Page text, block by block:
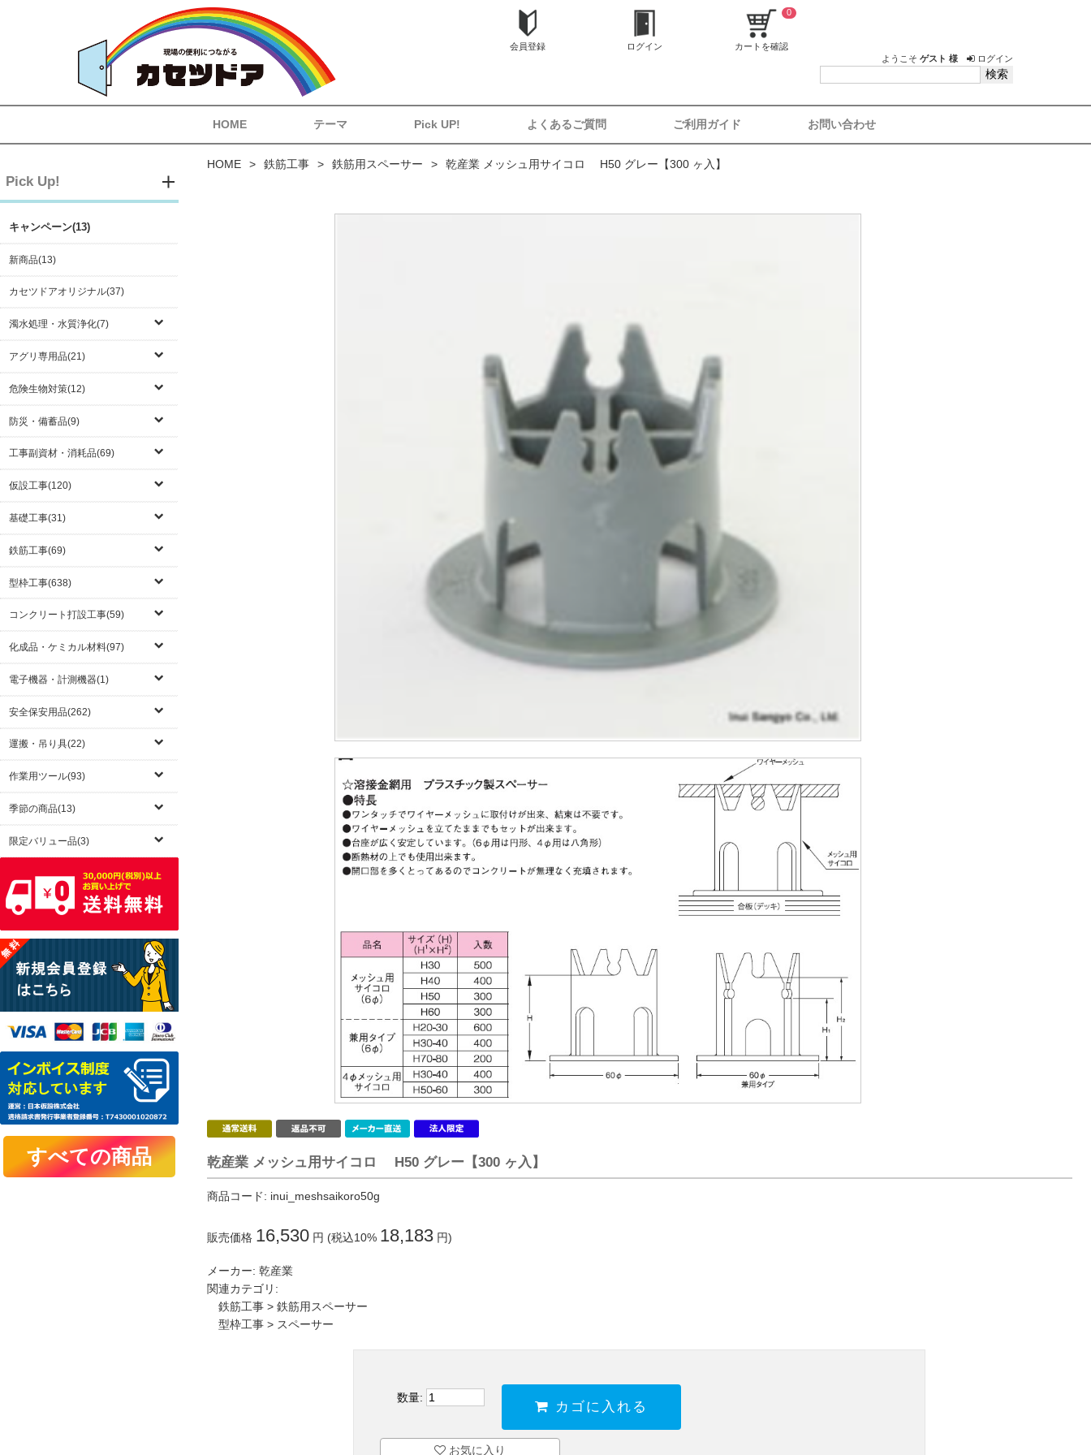
会員登録 ログイン カートを確認
0
ようこそ ゲスト 様 ログイン
HOME テーマ Pick UP! よくあるご質問 ご利用ガイド お問い合わせ
Pick Up!
キャンペーン(13)
新商品(13)
カセツドアオリジナル(37)
濁水処理・水質浄化(7)
アグリ専用品(21)
危険生物対策(12)
防災・備蓄品(9)
工事副資材・消耗品(69)
仮設工事(120)
基礎工事(31)
鉄筋工事(69)
型枠工事(638)
コンクリート打設工事(59)
化成品・ケミカル材料(97)
電子機器・計測機器(1)
安全保安用品(262)
運搬・吊り具(22)
作業用ツール(93)
季節の商品(13)
限定バリュー品(3)
HOME 鉄筋工事 鉄筋用スペーサー 乾産業 メッシュ用サイコロ H50 グレー【300 ヶ入】
乾産業 メッシュ用サイコロ H50 グレー【300 ヶ入】
商品コード: inui_meshsaikoro50g
販売価格 16,530 円 (税込10% 18,183 円)
メーカー: 乾産業
関連カテゴリ:
鉄筋工事 > 鉄筋用スペーサー
型枠工事 > スペーサー
数量:
カゴに入れる
お気に入り